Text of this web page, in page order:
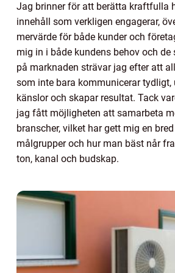
Jag brinner för att berätta kraftfulla
innehåll som verkligen engagerar,
mervärde för både kunder och
mig in i både kundens behov och de
på marknaden strävar jag efter att
som inte bara kommunicerar tydligt,
känslor och skapar resultat. Tack
jag fått möjligheten att samarbeta
branscher, vilket har gett mig en
målgrupper och hur man bäst når
ton, kanal och budskap.